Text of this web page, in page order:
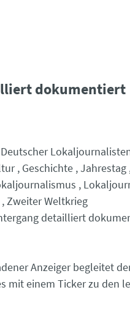
dokumentiert
Deutscher
Geschichte Jahrestag
Zweiter Weltkrieg
detailliert
Anzeiger begleitet
mit einem Ticker zu den